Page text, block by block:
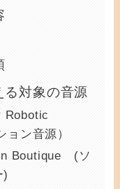
対象の音源
Robotic
ン音源）
Boutique (ソ
)